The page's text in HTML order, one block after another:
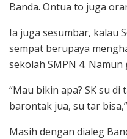
Banda. Ontua to juga
Ia juga sesumbar, kalau
sempat berupaya
sekolah SMPN 4. Namun
“Mau bikin apa? SK su di
barontak jua, su tar
Masih dengan dialeg